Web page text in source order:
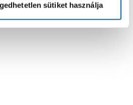
sütiket használja